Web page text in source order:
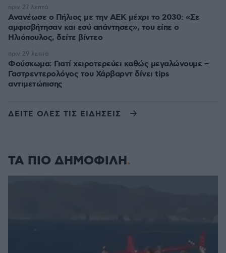
Ανανέωσε ο Πήλιος με την ΑΕΚ μέχρι το 2030: «Σε
αμφισβήτησαν και εσύ απάντησες», του είπε ο
Ηλιόπουλος, δείτε βίντεο
πριν 27 λεπτά
Φούσκωμα: Γιατί χειροτερεύει καθώς μεγαλώνουμε –
Γαστρεντερολόγος του Χάρβαρντ δίνει tips
αντιμετώπισης
πριν 29 λεπτά
ΔΕΙΤΕ ΟΛΕΣ ΤΙΣ ΕΙΔΗΣΕΙΣ
ΤΑ ΠΙΟ ΔΗΜΟΦΙΛΗ